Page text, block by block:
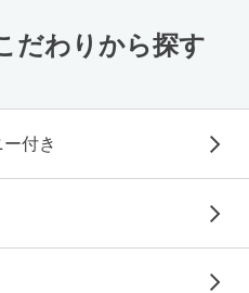
だわりから探す
付き